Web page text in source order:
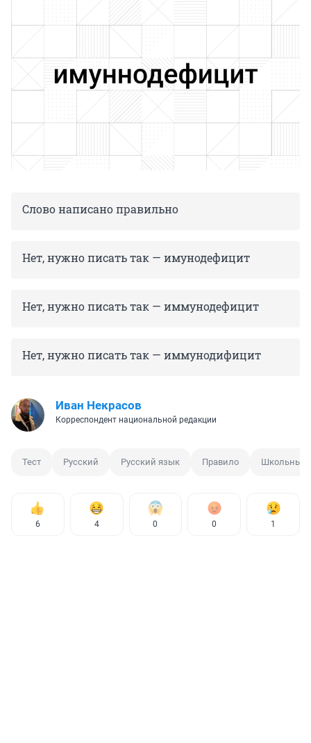
Слово написано правильно
Нет, нужно писать так — имунодефицит
Нет, нужно писать так — иммунодефицит
Нет, нужно писать так — иммунодифицит
Иван Некрасов
Корреспондент национальной редакции
Тест Русский Русский язык Правило Школьные
6 4 0 0 1